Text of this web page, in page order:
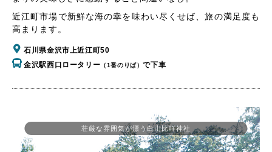
近江町市場で新鮮な海の幸を味わい尽くせば、旅の満足度も
高まります。
石川県金沢市上近江町50
金沢駅西口ロータリー （1番のりば）で下車
荘厳な雰囲気が漂う白山比咩神社